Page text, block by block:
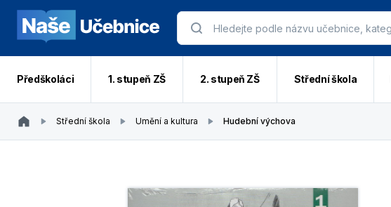
Předškoláci 1. stupeň ZŠ 2. stupeň ZŠ Střední škola
Střední škola Umění a kultura Hudební výchova